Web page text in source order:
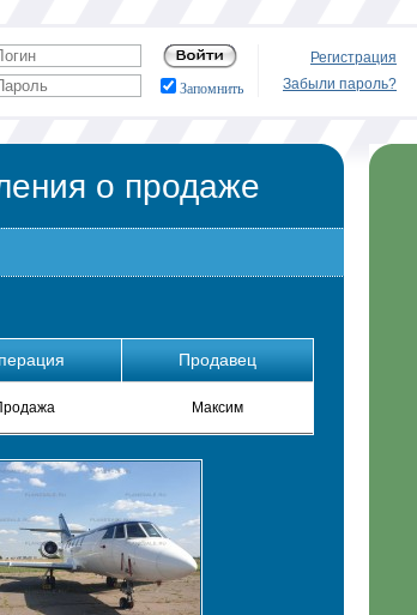
Запомнить
Регистрация
Забыли пароль?
о продаже
Продавец
Максим